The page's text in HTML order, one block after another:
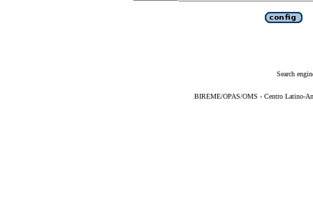
Search
BIREME/OPAS/OMS - Centro Latino-